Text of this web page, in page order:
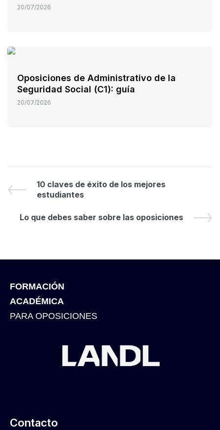
20/07/2026
Oposiciones de Administrativo de la
Seguridad Social (C1): guía
20/07/2026
10 claves de éxito de los mejores
estudiantes
Lo que debes saber sobre las oposiciones
FORMACIÓN
ACADÉMICA
PARA OPOSICIONES
Contacto